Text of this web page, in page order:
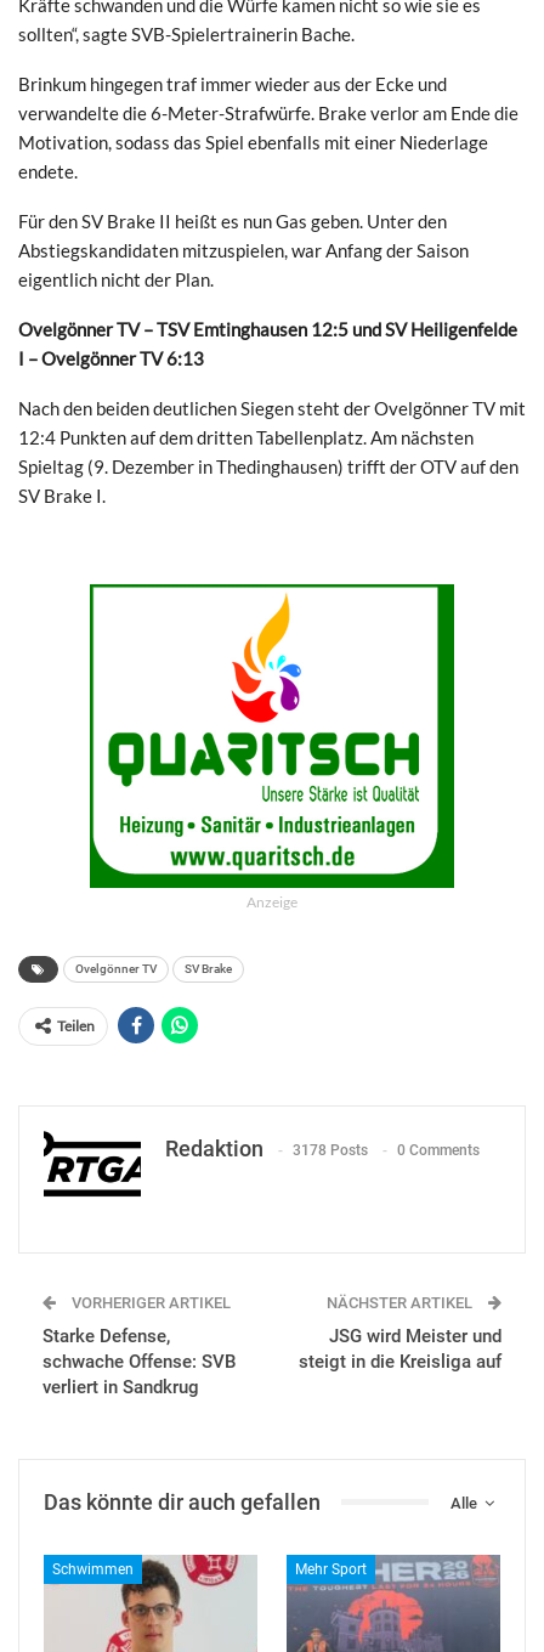
Kräfte schwanden und die Würfe kamen nicht so wie sie es
sollten“, sagte SVB-Spielertrainerin Bache.
Brinkum hingegen traf immer wieder aus der Ecke und
verwandelte die 6-Meter-Strafwürfe. Brake verlor am Ende die
Motivation, sodass das Spiel ebenfalls mit einer Niederlage
endete.
Für den SV Brake II heißt es nun Gas geben. Unter den
Abstiegskandidaten mitzuspielen, war Anfang der Saison
eigentlich nicht der Plan.
Ovelgönner TV – TSV Emtinghausen 12:5 und SV Heiligenfelde
I – Ovelgönner TV 6:13
Nach den beiden deutlichen Siegen steht der Ovelgönner TV mit
12:4 Punkten auf dem dritten Tabellenplatz. Am nächsten
Spieltag (9. Dezember in Thedinghausen) trifft der OTV auf den
SV Brake I.
Anzeige
Ovelgönner TV SV Brake
Teilen
Redaktion 3178 Posts 0 Comments
VORHERIGER ARTIKEL
Starke Defense,
schwache Offense: SVB
verliert in Sandkrug
NÄCHSTER ARTIKEL
JSG wird Meister und
steigt in die Kreisliga auf
Alle
Das könnte dir auch gefallen
Schwimmen Mehr Sport